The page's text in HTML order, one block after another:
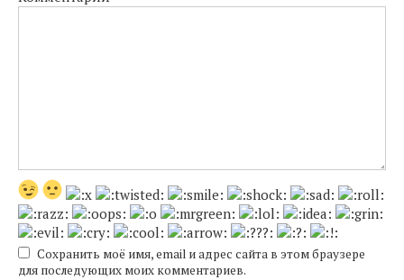
Сохранить моё имя, email и адрес сайта в этом браузере
для последующих моих комментариев.